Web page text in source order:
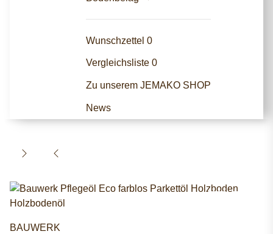
Wunschzettel 0
Vergleichsliste 0
Zu unserem JEMAKO SHOP
News
BAUWERK